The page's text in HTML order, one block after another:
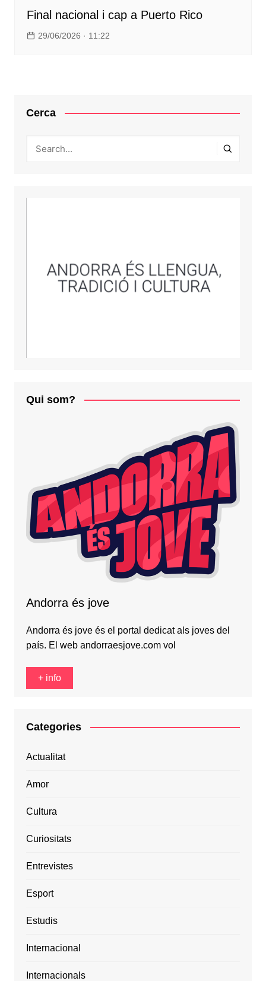
Final nacional i cap a Puerto Rico
29/06/2026 · 11:22
Cerca
Qui som?
Andorra és jove
Andorra és jove és el portal dedicat als joves del
país. El web andorraesjove.com vol
+ info
Categories
Actualitat
Amor
Cultura
Curiositats
Entrevistes
Esport
Estudis
Internacional
Internacionals